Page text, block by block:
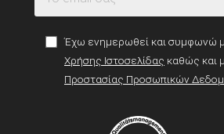
Έχω ενημερωθεί και συμφωνώ
Χρήσης Ιστοσελίδας καθώς και
Προστασίας Προσωπικών